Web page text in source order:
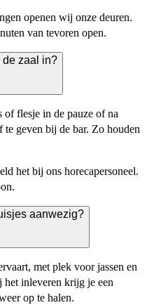
openen wij onze deuren.
van tevoren open.
de zaal in?
of flesje in de pauze of na
te geven bij de bar. Zo houden
het bij ons horecapersoneel.
aanwezig?
met plek voor jassen en
het inleveren krijg je een
op te halen.